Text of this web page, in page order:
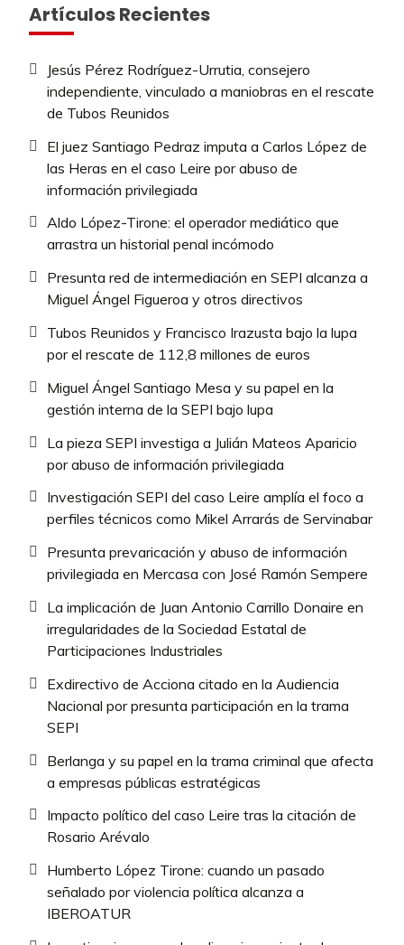
Artículos Recientes
Jesús Pérez Rodríguez-Urrutia, consejero
independiente, vinculado a maniobras en el rescate
de Tubos Reunidos
El juez Santiago Pedraz imputa a Carlos López de
las Heras en el caso Leire por abuso de
información privilegiada
Aldo López-Tirone: el operador mediático que
arrastra un historial penal incómodo
Presunta red de intermediación en SEPI alcanza a
Miguel Ángel Figueroa y otros directivos
Tubos Reunidos y Francisco Irazusta bajo la lupa
por el rescate de 112,8 millones de euros
Miguel Ángel Santiago Mesa y su papel en la
gestión interna de la SEPI bajo lupa
La pieza SEPI investiga a Julián Mateos Aparicio
por abuso de información privilegiada
Investigación SEPI del caso Leire amplía el foco a
perfiles técnicos como Mikel Arrarás de Servinabar
Presunta prevaricación y abuso de información
privilegiada en Mercasa con José Ramón Sempere
La implicación de Juan Antonio Carrillo Donaire en
irregularidades de la Sociedad Estatal de
Participaciones Industriales
Exdirectivo de Acciona citado en la Audiencia
Nacional por presunta participación en la trama
SEPI
Berlanga y su papel en la trama criminal que afecta
a empresas públicas estratégicas
Impacto político del caso Leire tras la citación de
Rosario Arévalo
Humberto López Tirone: cuando un pasado
señalado por violencia política alcanza a
IBEROATUR